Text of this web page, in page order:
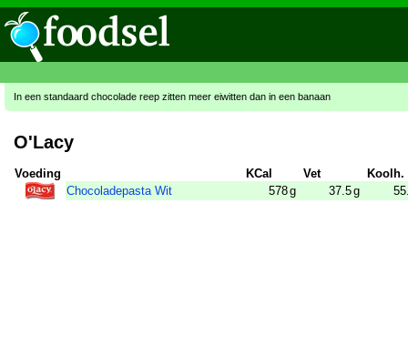
In een standaard chocolade reep zitten meer eiwitten dan in een banaan
O'Lacy
Voeding KCal Vet
Koolh.
Chocoladepasta Wit
578g 37.5g